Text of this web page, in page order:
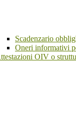
Scadenzario
Oneri informativi
OIV o